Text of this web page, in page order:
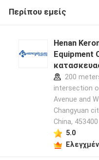
Περίπου εμείς
Henan
Equipment
200
intersection
Avenue and
Changyuan
China, 453400
5.0